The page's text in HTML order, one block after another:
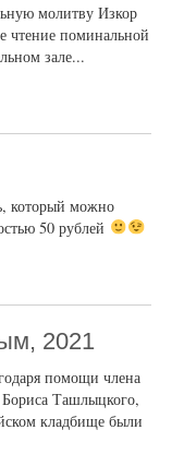
молитву Изкор
поминальной
зале...
который можно
50 рублей
2021
помощи члена
Ташлыцкого,
кладбище были